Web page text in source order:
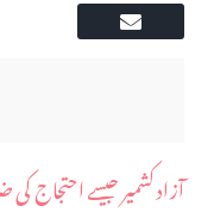
آزاد کشمیر جیسے احتجاج